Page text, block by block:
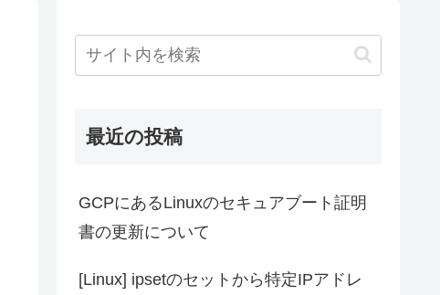
最近の投稿
GCPにあるLinuxのセキュアブート証明
書の更新について
[Linux] ipsetのセットから特定IPアドレ